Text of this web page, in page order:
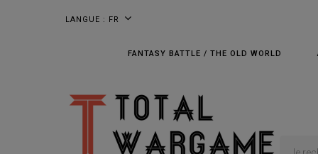
LANGUE : FR
FANTASY BATTLE / THE OLD WORLD